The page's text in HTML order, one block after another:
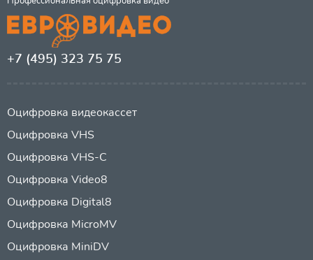
+7 (495) 323 75 75
Оцифровка видеокассет
Оцифровка VHS
Оцифровка VHS-C
Оцифровка Video8
Оцифровка Digital8
Оцифровка MicroMV
Оцифровка MiniDV